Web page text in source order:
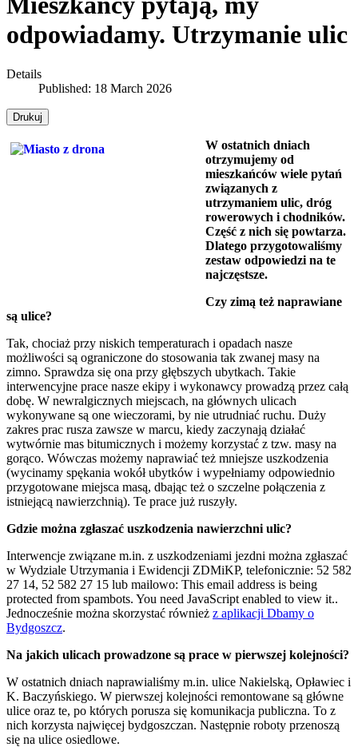
odpowiadamy. Utrzymanie ulic
Details
Published: 18 March 2026
Drukuj
W ostatnich dniach
otrzymujemy od
mieszkańców wiele pytań
związanych z
utrzymaniem ulic, dróg
rowerowych i chodników.
Część z nich się powtarza.
Dlatego przygotowaliśmy
zestaw odpowiedzi na te
najczęstsze.
Czy zimą też naprawiane
są ulice?
Tak, chociaż przy niskich temperaturach i opadach nasze
możliwości są ograniczone do stosowania tak zwanej masy na
zimno. Sprawdza się ona przy głębszych ubytkach. Takie
interwencyjne prace nasze ekipy i wykonawcy prowadzą przez całą
dobę. W newralgicznych miejscach, na głównych ulicach
wykonywane są one wieczorami, by nie utrudniać ruchu. Duży
zakres prac rusza zawsze w marcu, kiedy zaczynają działać
wytwórnie mas bitumicznych i możemy korzystać z tzw. masy na
gorąco. Wówczas możemy naprawiać też mniejsze uszkodzenia
(wycinamy spękania wokół ubytków i wypełniamy odpowiednio
przygotowane miejsca masą, dbając też o szczelne połączenia z
istniejącą nawierzchnią). Te prace już ruszyły.
Gdzie można zgłaszać uszkodzenia nawierzchni ulic?
Interwencje związane m.in. z uszkodzeniami jezdni można zgłaszać
w Wydziale Utrzymania i Ewidencji ZDMiKP, telefonicznie: 52 582
27 14, 52 582 27 15 lub mailowo: This email address is being
protected from spambots. You need JavaScript enabled to view it..
Jednocześnie można skorzystać również z aplikacji Dbamy o
Bydgoszcz.
Na jakich ulicach prowadzone są prace w pierwszej kolejności?
W ostatnich dniach naprawialiśmy m.in. ulice Nakielską, Opławiec i
K. Baczyńskiego. W pierwszej kolejności remontowane są główne
ulice oraz te, po których porusza się komunikacja publiczna. To z
nich korzysta najwięcej bydgoszczan. Następnie roboty przenoszą
się na ulice osiedlowe.